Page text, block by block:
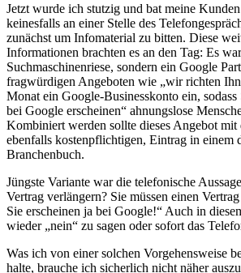
Jetzt wurde ich stutzig und bat meine
keinesfalls an einer Stelle des
zunächst um Infomaterial zu bitten. Diese
Informationen brachten es an den Tag: Es
Suchmaschinenriese, sondern ein Google
fragwürdigen Angeboten wie „wir richten
Monat ein Google-Businesskonto ein,
bei Google erscheinen“ ahnungslose
Kombiniert werden sollte dieses Angebot mit
ebenfalls kostenpflichtigen, Eintrag in einem
Branchenbuch.
Jüngste Variante war die telefonische
Vertrag verlängern? Sie müssen einen
Sie erscheinen ja bei Google!“ Auch in
wieder „nein“ zu sagen oder sofort das
Was ich von einer solchen Vorgehensweise
halte, brauche ich sicherlich nicht näher